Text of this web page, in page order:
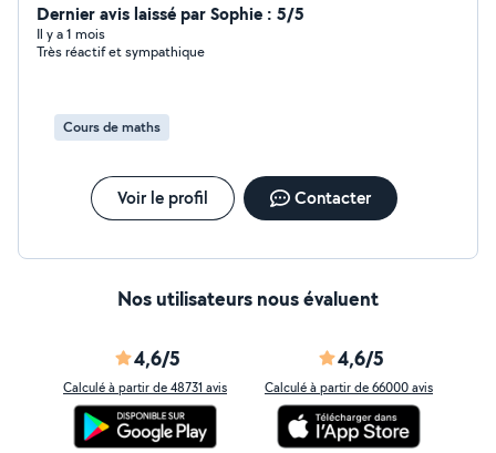
résultats sont garantis. (Parcours sup)
Dernier avis laissé par Sophie : 5/5
Il y a 1 mois
Très réactif et sympathique
Cours de maths
Voir le profil Contacter
Nos utilisateurs nous évaluent
4,6/5
Calculé à partir de 48731 avis
4,6/5
Calculé à partir de 66000 avis